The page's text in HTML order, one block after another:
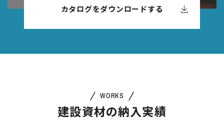
カタログをダウンロードする
WORKS
建設資材の納入実績